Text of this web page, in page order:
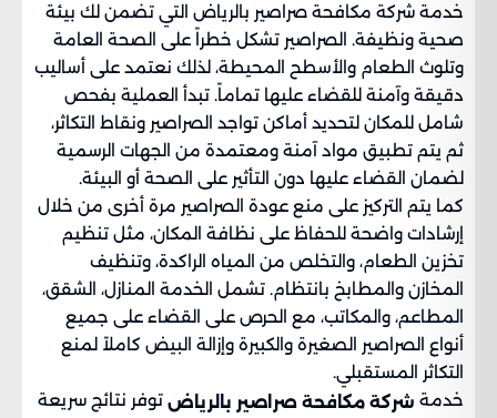
خدمة شركة مكافحة صراصير بالرياض التي تضمن لك بيئة
صحية ونظيفة. الصراصير تشكل خطراً على الصحة العامة
وتلوث الطعام والأسطح المحيطة، لذلك نعتمد على أساليب
دقيقة وآمنة للقضاء عليها تماماً. تبدأ العملية بفحص
شامل للمكان لتحديد أماكن تواجد الصراصير ونقاط التكاثر،
ثم يتم تطبيق مواد آمنة ومعتمدة من الجهات الرسمية
لضمان القضاء عليها دون التأثير على الصحة أو البيئة.
كما يتم التركيز على منع عودة الصراصير مرة أخرى من خلال
إرشادات واضحة للحفاظ على نظافة المكان، مثل تنظيم
تخزين الطعام، والتخلص من المياه الراكدة، وتنظيف
المخازن والمطابخ بانتظام. تشمل الخدمة المنازل، الشقق،
المطاعم، والمكاتب، مع الحرص على القضاء على جميع
أنواع الصراصير الصغيرة والكبيرة وإزالة البيض كاملاً لمنع
التكاثر المستقبلي.
خدمة شركة مكافحة صراصير بالرياض توفر نتائج سريعة